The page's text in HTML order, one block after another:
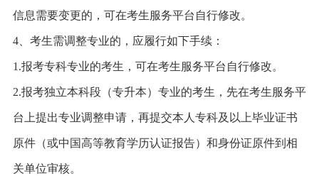
信息需要变更的，可在考生服务平台自行修改。
4、考生需调整专业的，应履行如下手续：
1.报考专科专业的考生，可在考生服务平台自行修改。
2.报考独立本科段（专升本）专业的考生，先在考生服务平
台上提出专业调整申请，再提交本人专科及以上毕业证书
原件（或中国高等教育学历认证报告）和身份证原件到相
关单位审核。